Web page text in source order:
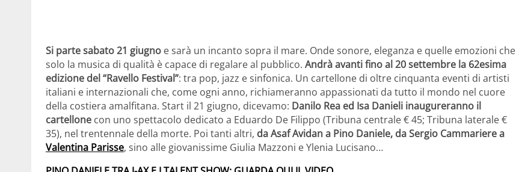
Si parte sabato 21 giugno e sarà un incanto sopra il mare. Onde sonore, eleganza e quelle emozioni che
solo la musica di qualità è capace di regalare al pubblico. Andrà avanti fino al 20 settembre la 62esima
edizione del “Ravello Festival”: tra pop, jazz e sinfonica. Un cartellone di oltre cinquanta eventi di artisti
italiani e internazionali che, come ogni anno, richiameranno appassionati da tutto il mondo nel cuore
della costiera amalfitana. Start il 21 giugno, dicevamo: Danilo Rea ed Isa Danieli inaugureranno il
cartellone con uno spettacolo dedicato a Eduardo De Filippo (Tribuna centrale € 45; Tribuna laterale €
35), nel trentennale della morte. Poi tanti altri, da Asaf Avidan a Pino Daniele, da Sergio Cammariere a
Valentina Parisse, sino alle giovanissime Giulia Mazzoni e Ylenia Lucisano…